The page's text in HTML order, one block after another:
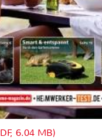
6.04 MB)